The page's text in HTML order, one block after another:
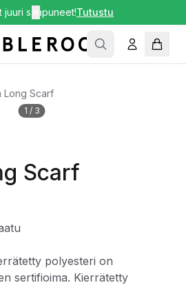
juuri saapuneet!Tutustu
Long Scarf
1 / 3
Scarf
polyesteri on
sertifioima. Kierrätetty